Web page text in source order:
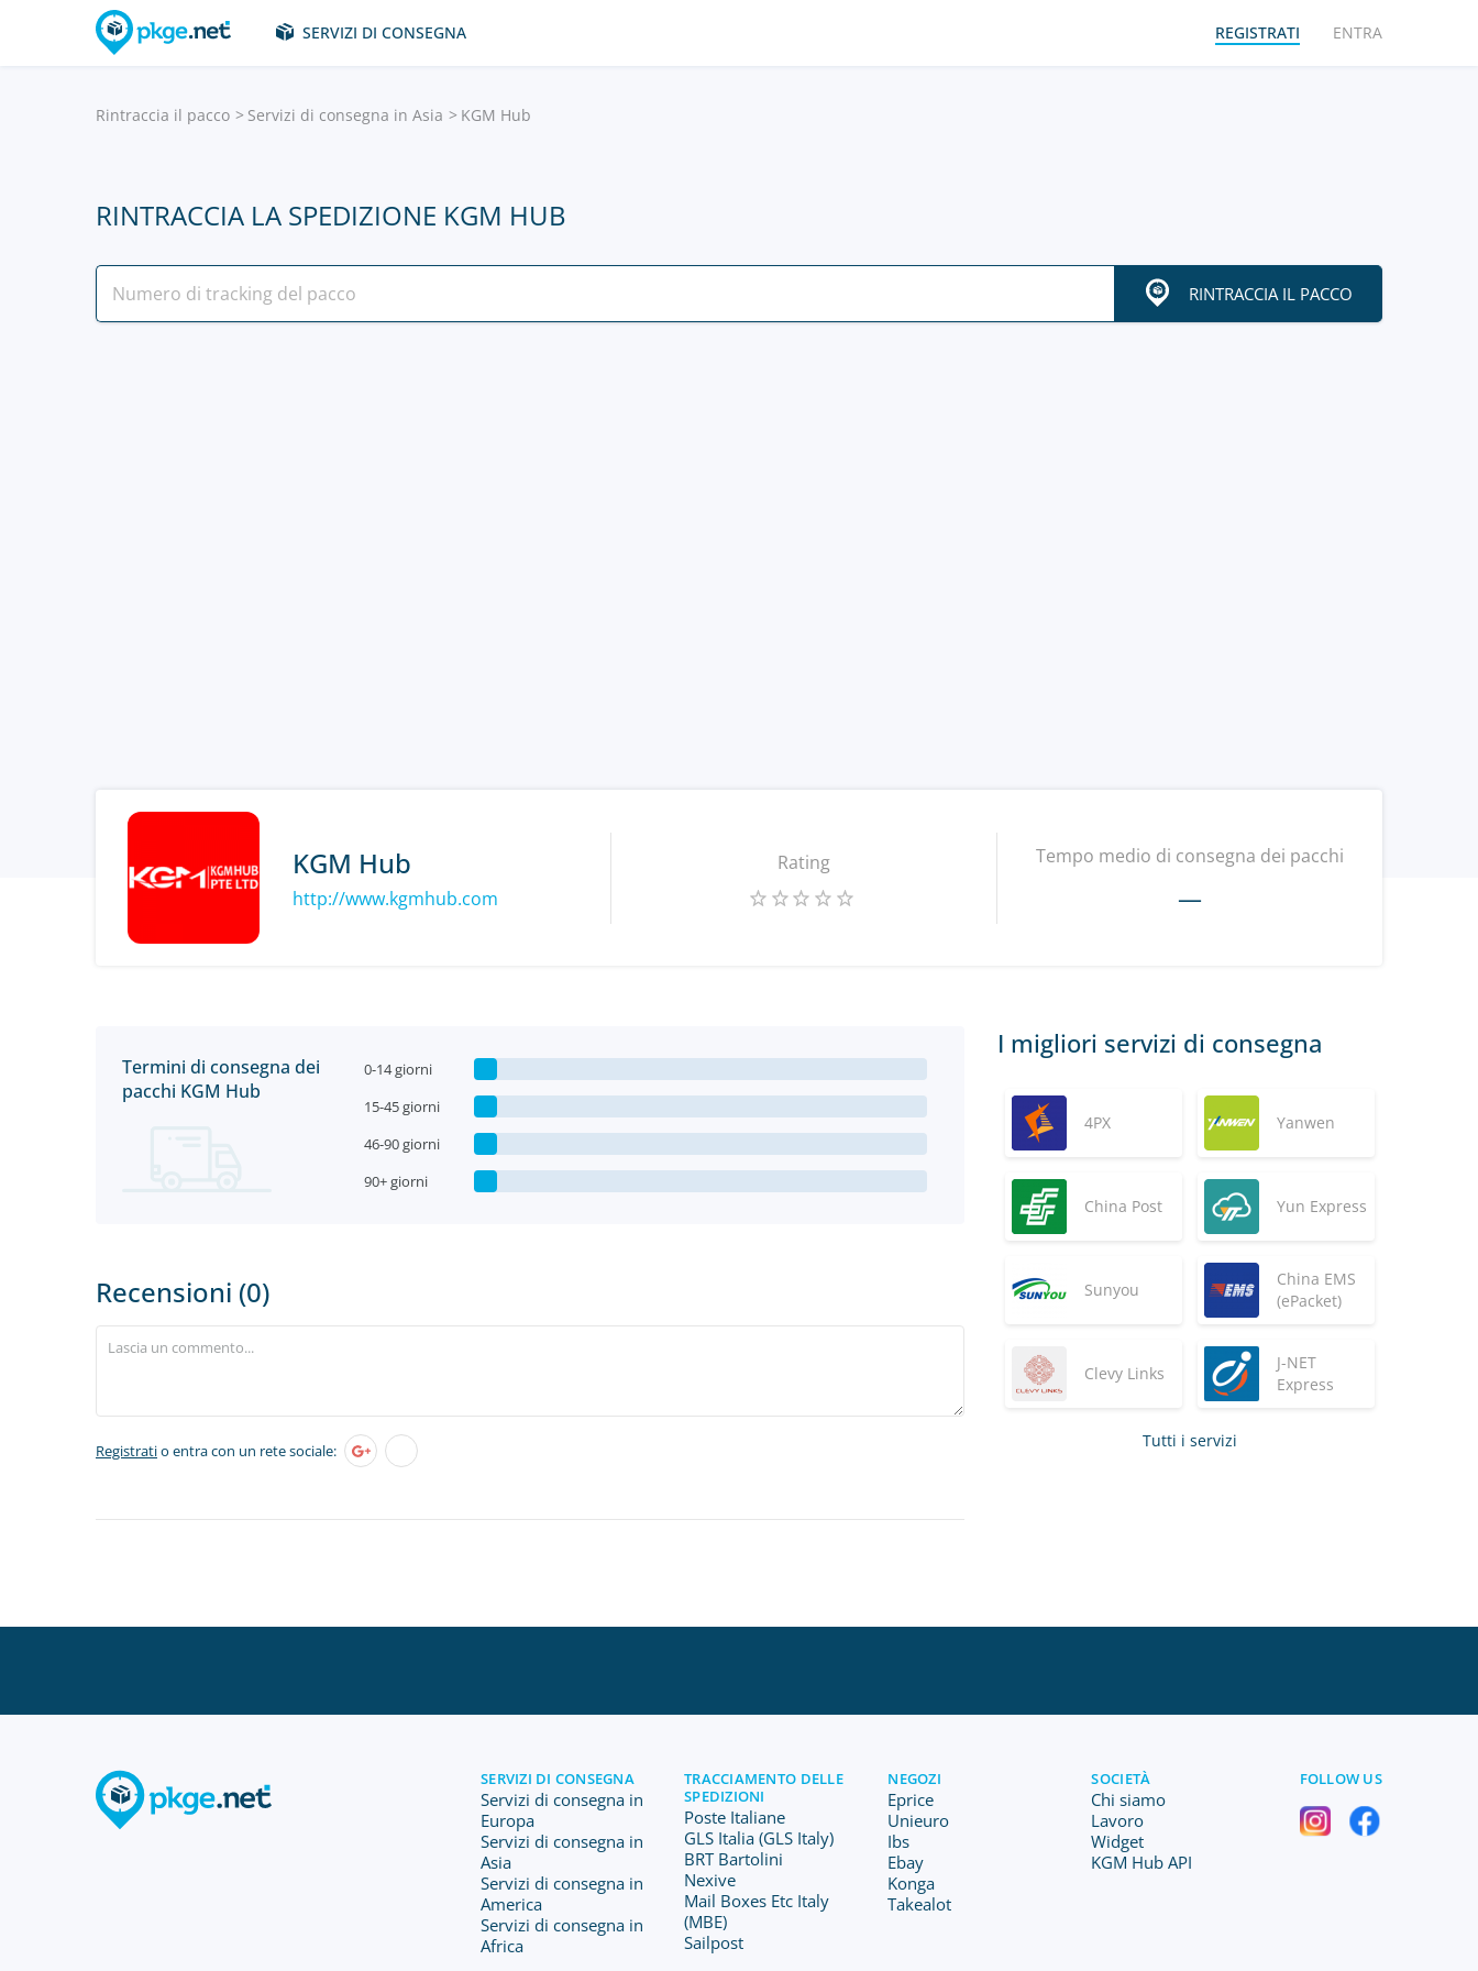
SERVIZI DI CONSEGNA REGISTRATI ENTRA
Rintraccia il pacco Servizi di consegna in Asia KGM Hub
RINTRACCIA LA SPEDIZIONE KGM HUB
RINTRACCIA IL PACCO
KGM Hub
http://www.kgmhub.com
Rating Tempo medio di consegna dei pacchi
—
Termini di consegna dei
pacchi KGM Hub
0-14 giorni
15-45 giorni
46-90 giorni
90+ giorni
Recensioni (0)
Registratio entra con un rete sociale:
I migliori servizi di consegna
4PX Yanwen
China Post Yun Express
Sunyou
China EMS
(ePacket)
Clevy Links
J-NET
Express
Tutti i servizi
SERVIZI DI CONSEGNA
Servizi di consegna in
Europa
Servizi di consegna in
Asia
Servizi di consegna in
America
Servizi di consegna in
Africa
TRACCIAMENTO DELLE
SPEDIZIONI
Poste Italiane
GLS Italia (GLS Italy)
BRT Bartolini
Nexive
Mail Boxes Etc Italy
(MBE)
Sailpost
NEGOZI
Eprice
Unieuro
Ibs
Ebay
Konga
Takealot
SOCIETÀ
Chi siamo
Lavoro
Widget
KGM Hub API
FOLLOW US